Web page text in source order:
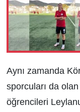
Aynı zamanda
sporcuları da
öğrencileri